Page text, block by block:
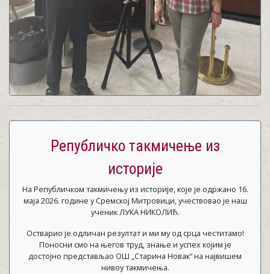
Републичко такмичење из
историје
На Републичком такмичењу из историје, које је одржано 16.
маја 2026. године у Сремској Митровици, учествовао је наш
ученик ЛУКА НИКОЛИЋ.
Остварио је одличан резултат и ми му од срца честитамо!
Поносни смо на његов труд, знање и успех којим је
достојно представљао ОШ „Старина Новак“ на највишем
нивоу такмичења.